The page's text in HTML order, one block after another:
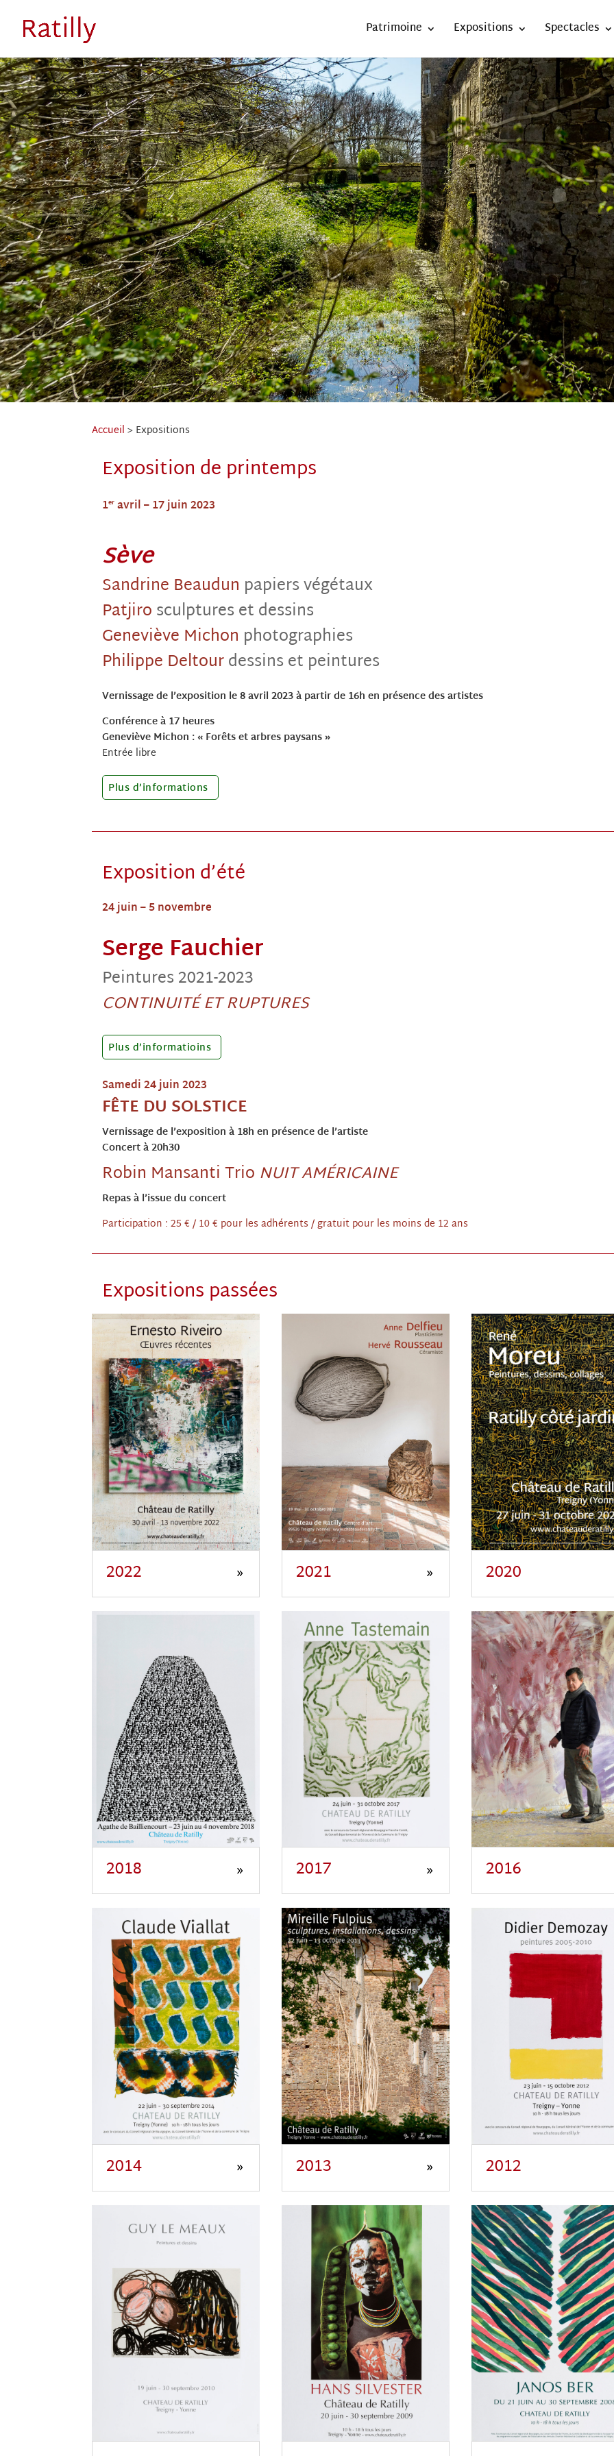
Patrimoine Expositions Spectacles
Accueil > Expositions
Exposition de printemps
1er avril – 17 juin 2023
Sève
Sandrine Beaudun papiers végétaux
Patjirosculptures et dessins
Geneviève Michon photographies
Philippe Deltourdessins et peintures
Vernissage de l’exposition le 8 avril 2023 à partir de 16h en présence des artistes
Conférence à 17 heures
Geneviève Michon : « Forêts et arbres paysans »
Entrée libre
Plus d’informations
Exposition d’été
24 juin – 5 novembre
Serge Fauchier
Peintures 2021-2023
CONTINUITÉ ET RUPTURES
Plus d’informatioins
Samedi 24 juin 2023
FÊTE DU SOLSTICE
Vernissage de l’exposition à 18h en présence de l’artiste
Concert à 20h30
Robin Mansanti Trio NUIT AMÉRICAINE
Repas à l’issue du concert
Participation : 25 € / 10 € pour les adhérents / gratuit pour les moins de 12 ans
Expositions passées
2022 2021 2020
2018 2017 2016
2014 2013 2012